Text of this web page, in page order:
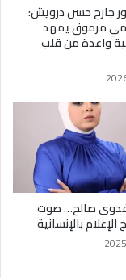
جارح حسن درويش:
مرموق يمهد
واعدة من قلب
فدوى صالح… صوت
بالإنسانية